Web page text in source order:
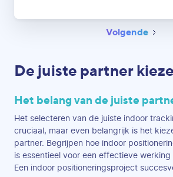
Volgende
De juiste partner
Het belang van de juiste
Het selecteren van de juiste indoor
cruciaal, maar even belangrijk is het
partner. Begrijpen hoe indoor
is essentieel voor een effectieve
Een indoor positioneringsproject